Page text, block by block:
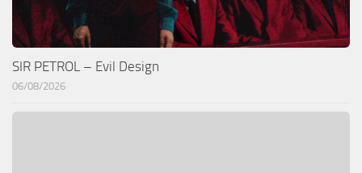
SIR PETROL – Evil Design
06/08/2026